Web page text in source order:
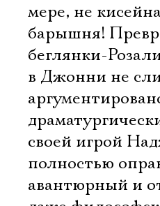
мере, не
барышня!
беглянки-
в Джонни не
своей игрой
полностью
авантюрный и